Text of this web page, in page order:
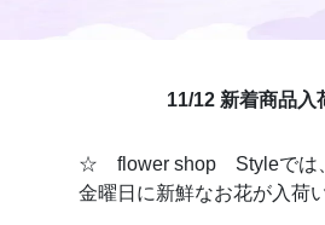
11/12 新着商品入
☆ flower shop Styleでは
金曜日に新鮮なお花が入荷